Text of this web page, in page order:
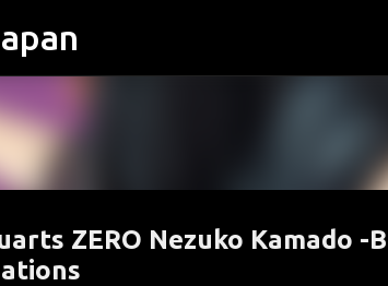
ZERO Nezuko Kamado